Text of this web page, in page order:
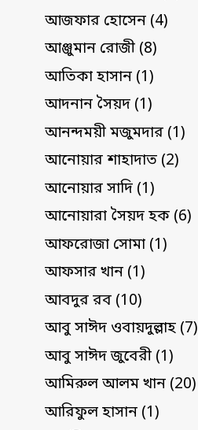
আজফার হোসেন (4)
আঞ্জুমান রোজী (8)
আতিকা হাসান (1)
আদনান সৈয়দ (1)
আনন্দময়ী মজুমদার (1)
আনোয়ার শাহাদাত (2)
আনোয়ার সাদি (1)
আনোয়ারা সৈয়দ হক (6)
আফরোজা সোমা (1)
আফসার খান (1)
আবদুর রব (10)
আবু সাঈদ ওবায়দুল্লাহ (7)
আবু সাঈদ জুবেরী (1)
আমিরুল আলম খান (20)
আরিফুল হাসান (1)